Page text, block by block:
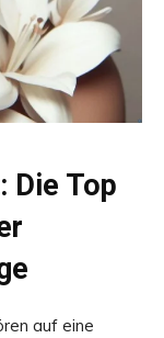
Die Top
auf eine